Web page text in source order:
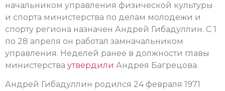
начальником управления физической культуры
и спорта министерства по делам молодежи и
спорту региона назначен Андрей Гибадуллин. С 1
по 28 апреля он работал замначальником
управления. Неделей ранее в должности главы
министерства утвердили Андрея Багрецова.
Андрей Гибадуллин родился 24 февраля 1971